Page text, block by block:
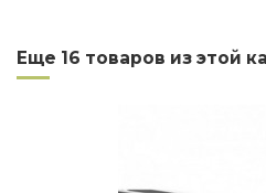
Ширина
Еще 16 товаров из этой